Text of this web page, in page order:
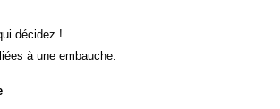
décidez !
à une embauche.